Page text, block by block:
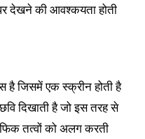
की आवश्कयता होती
है जिसमें एक स्क्रीन होती है
दिखाती है जो इस तरह से
तत्वों को अलग करती